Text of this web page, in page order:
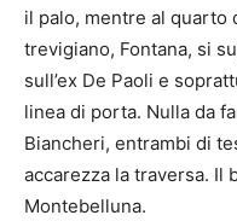
il palo, mentre al quarto
trevigiano, Fontana, si
sull’ex De Paoli e
linea di porta. Nulla da
Biancheri, entrambi di
accarezza la traversa. Il
Montebelluna.